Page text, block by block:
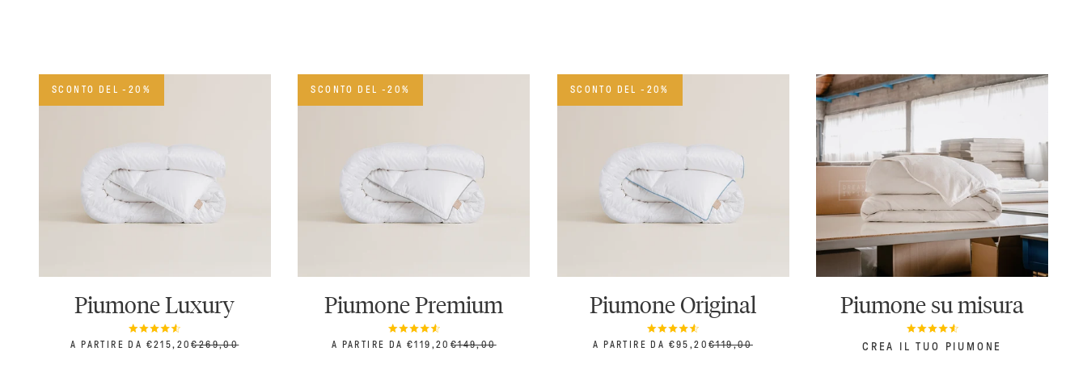
SCONTO DEL -20%
Piumone Luxury
PREZZO SCONTATO
A PARTIRE DA €215,20PREZZO
€269,00
SCONTO DEL -20%
Piumone Premium
PREZZO SCONTATO
A PARTIRE DA €119,20PREZZO
€149,00
SCONTO DEL -20%
Piumone Original
PREZZO SCONTATO
A PARTIRE DA €95,20PREZZO
€119,00
Piumone su misura
CREA IL TUO PIUMONE